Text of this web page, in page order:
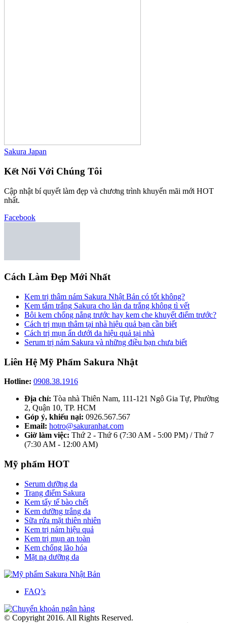
Sakura Japan
Kết Nối Với Chúng Tôi
Cập nhật bí quyết làm đẹp và chương trình khuyến mãi mới HOT
nhất.
Facebook
Cách Làm Đẹp Mới Nhất
Kem trị thâm nám Sakura Nhật Bản có tốt không?
Kem tắm trắng Sakura cho làn da trắng không tì vết
Bôi kem chống nắng trước hay kem che khuyết điểm trước?
Cách trị mụn thâm tại nhà hiệu quả bạn cần biết
Cách trị mụn ẩn dưới da hiệu quả tại nhà
Serum trị nám Sakura và những điều bạn chưa biết
Liên Hệ Mỹ Phẩm Sakura Nhật
Hotline: 0908.38.1916
Địa chỉ: Tòa nhà Thiên Nam, 111-121 Ngô Gia Tự, Phường
2, Quận 10, TP. HCM
Góp ý, khiếu nại: 0926.567.567
Email: hotro@sakuranhat.com
Giờ làm việc: Thứ 2 - Thứ 6 (7:30 AM - 5:00 PM) / Thứ 7
(7:30 AM - 12:00 AM)
Mỹ phẩm HOT
Serum dưỡng da
Trang điểm Sakura
Kem tẩy tế bào chết
Kem dưỡng trắng da
Sữa rửa mặt thiên nhiên
Kem trị nám hiệu quả
Kem trị mụn an toàn
Kem chống lão hóa
Mặt nạ dưỡng da
FAQ’s
© Copyright 2016. All Rights Reserved.